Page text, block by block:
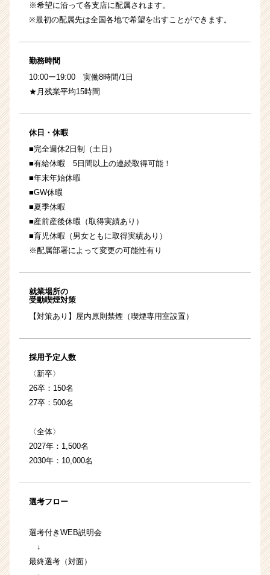
※希望に沿って各支店に配属されます。
※最初の配属先は全国各地で希望を出すことができます。
勤務時間
10:00ー19:00 実働8時間/1日
★月残業平均15時間
休日・休暇
■完全週休2日制（土日）
■有給休暇 5日間以上の連続取得可能！
■年末年始休暇
■GW休暇
■夏季休暇
■産前産後休暇（取得実績あり）
■育児休暇（男女ともに取得実績あり）
※配属部署によって変更の可能性有り
就業場所の
受動喫煙対策
【対策あり】屋内原則禁煙（喫煙専用室設置）
採用予定人数
〈新卒〉
26卒：150名
27卒：500名
〈全体〉
2027年：1,500名
2030年：10,000名
選考フロー
選考付きWEB説明会
↓
最終選考（対面）